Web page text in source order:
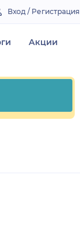
Вход / Регистрация
Акции